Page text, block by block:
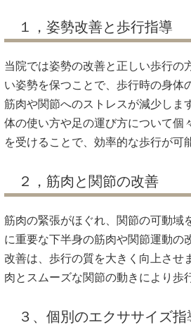
１，姿勢改善と歩行指導
当院では姿勢の改善と正しい歩行の
い姿勢を保つことで、歩行時の身体
筋肉や関節へのストレスが減少しま
体の使い方や足の運び方について個
を受けることで、効率的な歩行が可
２，筋肉と関節の改善
筋肉の緊張がほぐれ、関節の可動域
に重要な下半身の筋肉や関節運動の
改善は、歩行の質を大きく向上させ
肉とスムーズな関節の動きにより歩
３、個別のエクササイズ指